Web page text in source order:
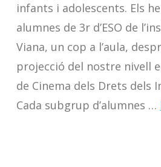
infants i adolescents. Els
alumnes de 3r d’ESO de
Viana, un cop a l’aula,
projecció del nostre nivell
de Cinema dels Drets dels
Cada subgrup d’alumnes …